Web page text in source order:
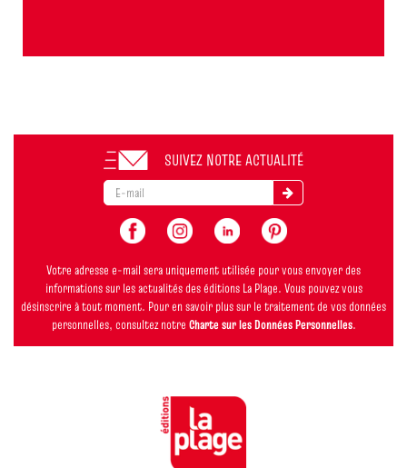
SUIVEZ NOTRE ACTUALITÉ
Votre adresse e-mail sera uniquement utilisée pour vous envoyer des
informations sur les actualités des éditions La Plage. Vous pouvez vous
désinscrire à tout moment. Pour en savoir plus sur le traitement de vos données
personnelles, consultez notre Charte sur les Données Personnelles.